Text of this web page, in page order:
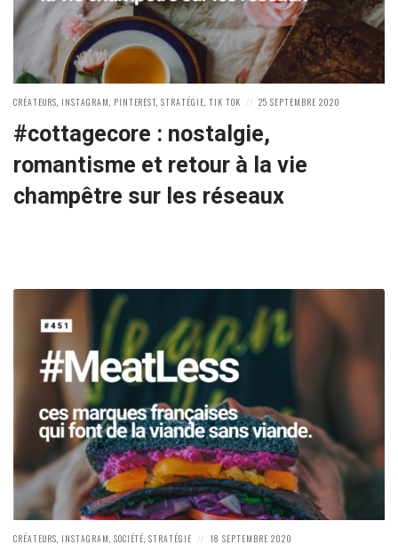
POSTED
CRÉATEURS, INSTAGRAM, PINTEREST,STRATÉGIE,TIK TOK
POSTED
25 SEPTEMBRE 2020
#cottagecore : nostalgie,
romantisme et retour à la vie
champêtre sur les réseaux
POSTED
CRÉATEURS, INSTAGRAM, SOCIÉTÉ,STRATÉGIE
POSTED
18 SEPTEMBRE 2020